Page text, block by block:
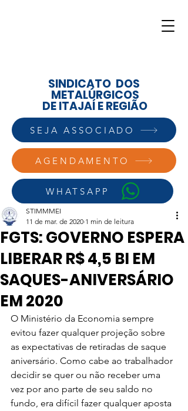
AGENDAMENTO
WHATSAPP
SINDICATO DOS
METALÚRGICOS
DE ITAJAÍ E REGIÃO
SEJA ASSOCIADO
FGTS: GOVERNO ESPERA
LIBERAR R$ 4,5 BI EM
SAQUES-ANIVERSÁRIO
EM 2020
STIMMMEI
11 de mar. de 2020 1 min de leitura
O Ministério da Economia sempre
evitou fazer qualquer projeção sobre
as expectativas de retiradas de saque
aniversário. Como cabe ao trabalhador
decidir se quer ou não receber uma
vez por ano parte de seu saldo no
fundo, era difícil fazer qualquer aposta